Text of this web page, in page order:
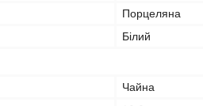
Порцеляна
Білий
Чайна